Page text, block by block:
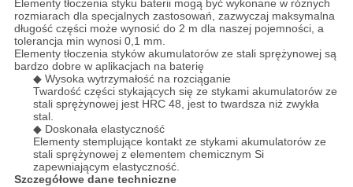
Elementy tłoczenia styku baterii mogą być wykonane w różnych
rozmiarach dla specjalnych zastosowań, zazwyczaj maksymalna
długość części może wynosić do 2 m dla naszej pojemności, a
tolerancja min wynosi 0,1 mm.
Elementy tłoczenia styków akumulatorów ze stali sprężynowej są
bardzo dobre w aplikacjach na baterię
◆ Wysoka wytrzymałość na rozciąganie
Twardość części stykających się ze stykami akumulatorów ze
stali sprężynowej jest HRC 48, jest to twardsza niż zwykła
stal.
◆ Doskonała elastyczność
Elementy stemplujące kontakt ze stykami akumulatorów ze
stali sprężynowej z elementem chemicznym Si
zapewniającym elastyczność.
Szczegółowe dane techniczne